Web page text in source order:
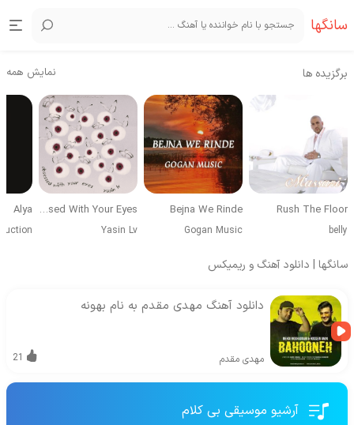
سانگها
برگزیده ها نمایش همه
Rush The Floor
belly
Bejna We Rinde
Gogan Music
Obsessed With Your Eyes
Yasin Lv
Alya
سانگها | دانلود آهنگ و ریمیکس
دانلود آهنگ مهدی مقدم به نام بهونه
مهدی مقدم 21
آرشیو موسیقی بی کلام